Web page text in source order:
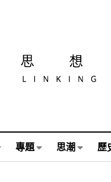
專題 思潮 歷